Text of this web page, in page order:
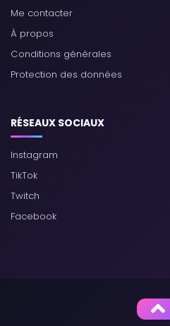
Me contacter
À propos
Conditions générales
Protection des données
RÉSEAUX SOCIAUX
Instagram
TikTok
Twitch
Facebook